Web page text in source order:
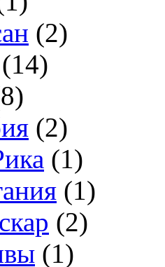
(2)
(14)
(2)
(1)
(1)
(2)
(1)